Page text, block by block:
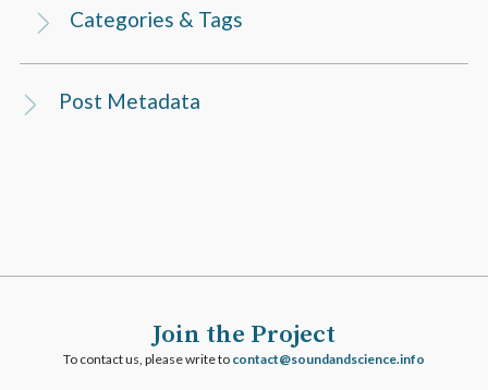
Categories & Tags
Post Metadata
Join the Project
To contact us, please write to ofni.ecneicsdnadnuos@tcatnoc